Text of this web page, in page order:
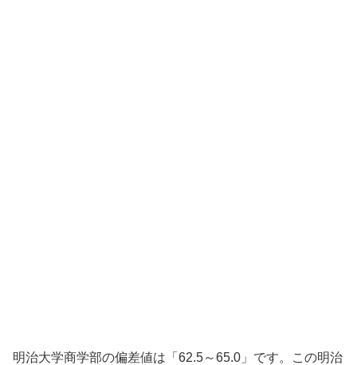
明治大学商学部の偏差値は「62.5～65.0」です。この明治